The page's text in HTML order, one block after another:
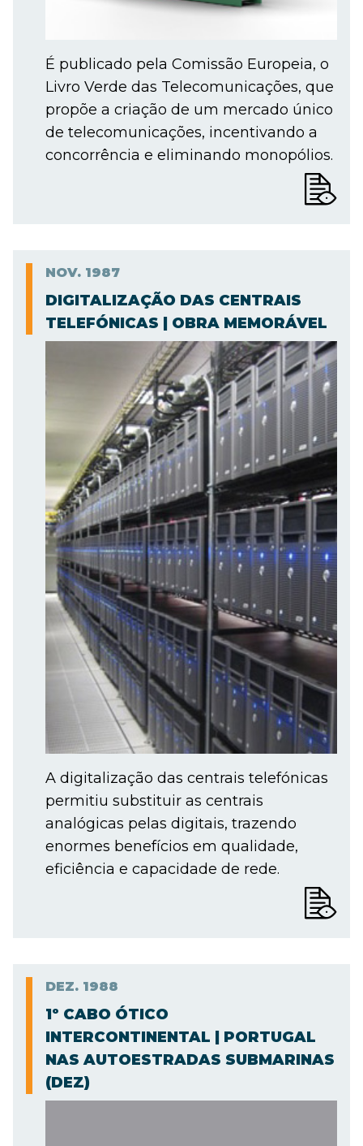
É publicado pela Comissão Europeia, o
Livro Verde das Telecomunicações, que
propõe a criação de um mercado único
de telecomunicações, incentivando a
concorrência e eliminando monopólios.
NOV. 1987
DIGITALIZAÇÃO DAS CENTRAIS
TELEFÓNICAS | OBRA MEMORÁVEL
A digitalização das centrais telefónicas
permitiu substituir as centrais
analógicas pelas digitais, trazendo
enormes benefícios em qualidade,
eficiência e capacidade de rede.
DEZ. 1988
1º CABO ÓTICO
INTERCONTINENTAL | PORTUGAL
NAS AUTOESTRADAS SUBMARINAS
(DEZ)